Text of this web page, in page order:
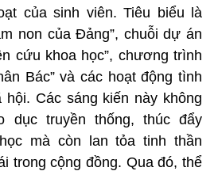
của sinh viên. Tiêu biểu là
non của Đảng”, chuỗi dự án
cứu khoa học”, chương trình
Bác” và các hoạt động tình
hội. Các sáng kiến này không
dục truyền thống, thúc đẩy
mà còn lan tỏa tinh thần
trong cộng đồng. Qua đó, thể